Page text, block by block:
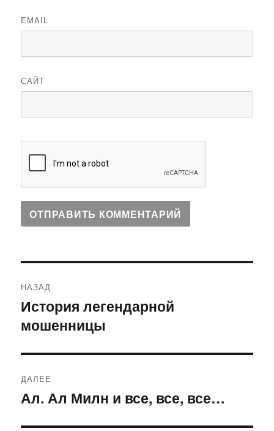
EMAIL
САЙТ
по
записям
НАЗАД
Предыдущая
запись:
История легендарной
мошенницы
ДАЛЕЕ
Следующая
Ал. Ал Милн и все, все, все…